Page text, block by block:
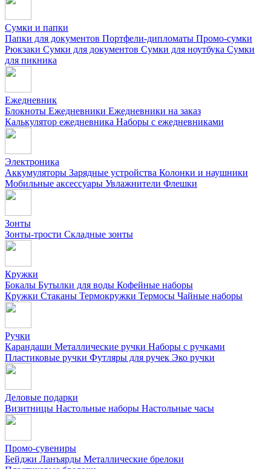
Сумки и папки
Папки для документов Портфели-дипломаты Промо-сумки
Рюкзаки Сумки для документов Сумки для ноутбука Сумки
для пикника
Ежедневник
Блокноты Ежедневники Ежедневники на заказ
Калькулятор ежедневника Наборы с ежедневниками
Электроника
Аккумуляторы Зарядные устройства Колонки и наушники
Мобильные аксессуары Увлажнители Флешки
Зонты
Зонты-трости Складные зонты
Кружки
Бокалы Бутылки для воды Кофейные наборы
Кружки Стаканы Термокружки Термосы Чайные наборы
Ручки
Карандаши Металлические ручки Наборы с ручками
Пластиковые ручки Футляры для ручек Эко ручки
Деловые подарки
Визитницы Настольные наборы Настольные часы
Промо-сувениры
Бейджи Ланъярды Металлические брелоки